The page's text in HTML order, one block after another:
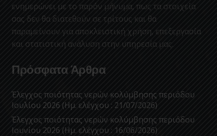
ενημερώνει με το παρόν μήνυμα, πως τα στοιχεία
σας δεν θα διατεθούν σε τρίτους και θα
παραμείνουν για αποκλειστική χρήση, επεξεργασία
και στατιστική ανάλυση στην υπηρεσία μας.
Πρόσφατα Άρθρα
Έλεγχος ποιότητας νερών κολύμβησης περιόδου
Ιουλίου 2026 (Ημ. ελέγχου : 21/07/2026)
Έλεγχος ποιότητας νερών κολύμβησης περιόδου
Ιουνίου 2026 (Ημ. ελέγχου : 16/06/2026)